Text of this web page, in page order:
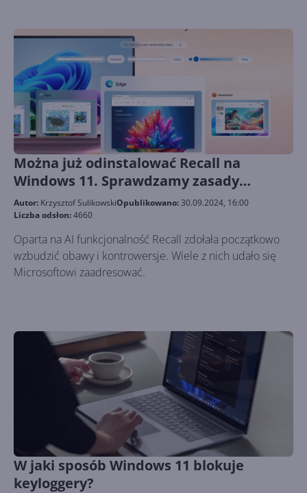
Można już odinstalować Recall na
Windows 11. Sprawdzamy zasady
bezpieczeństwa i prywatności
Autor: Krzysztof SulikowskiOpublikowano:30.09.2024, 16:00
Liczba odsłon:4660
Oparta na AI funkcjonalność Recall zdołała początkowo
wzbudzić obawy i kontrowersje. Wiele z nich udało się
Microsoftowi zaadresować.
W jaki sposób Windows 11 blokuje
keyloggery?